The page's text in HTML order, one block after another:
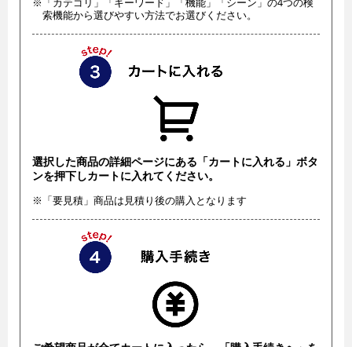
※「カテゴリ」「キーワード」「機能」「シーン」の4つの検
索機能から選びやすい方法でお選びください。
選択した商品の詳細ページにある「カートに入れる」ボタ
ンを押下しカートに入れてください。
※「要見積」商品は見積り後の購入となります